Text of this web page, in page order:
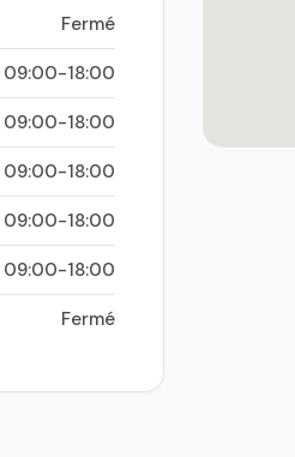
Fermé
09:00-18:00
09:00-18:00
09:00-18:00
09:00-18:00
09:00-18:00
Fermé